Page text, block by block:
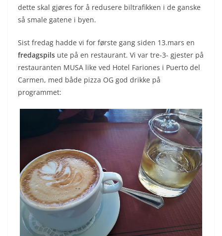
dette skal gjøres for å redusere biltrafikken i de ganske
så smale gatene i byen.
Sist fredag hadde vi for første gang siden 13.mars en
fredagspils ute på en restaurant. Vi var tre-3- gjester på
restauranten MUSA like ved Hotel Fariones i Puerto del
Carmen, med både pizza OG god drikke på
programmet: